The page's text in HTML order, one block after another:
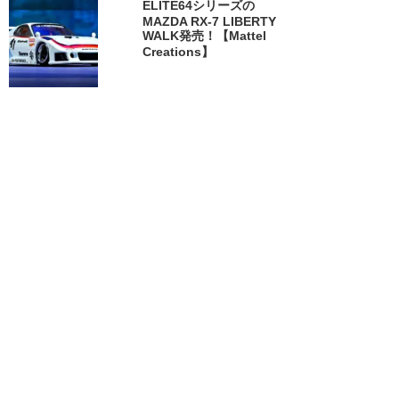
ELITE64シリーズの
MAZDA RX-7 LIBERTY
WALK発売！【Mattel
Creations】